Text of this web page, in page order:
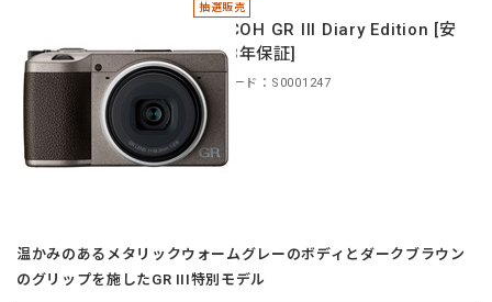
抽選販売
＊RICOH GR III Diary Edition [安
心の3年保証]
商品コード：S0001247
温かみのあるメタリックウォームグレーのボディとダークブラウン
のグリップを施したGR III特別モデル